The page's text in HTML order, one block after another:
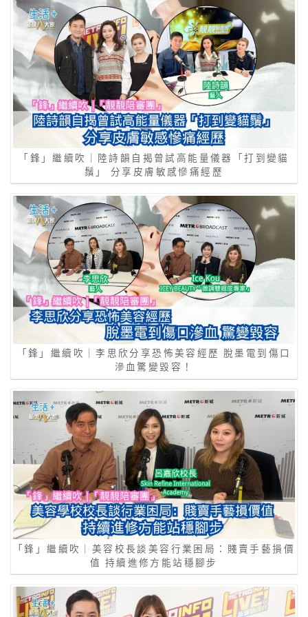
「鋒」繼續吹｜陸詩韻自揭曾試高能量儀器「打到變貓
鬚」 分享皮膚敏感慘痛經歷
「鋒」繼續吹｜李思欣分享恐怖美容經歷 脫墨電到傷口
滲血驚變毀容！
「鋒」繼續吹｜美容校長談美容行業困局：賤賣手藝損價
值 持續進修方能站穩腳步